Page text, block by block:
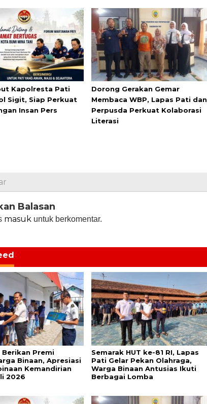
Kapolresta Pati
Sigit, Siap Perkuat
Insan Pers
Dorong Gerakan Gemar
Membaca WBP, Lapas Pati dan
Perpusda Perkuat Kolaborasi
Literasi
Balasan
masuk untuk berkomentar.
Premi
Binaan, Apresiasi
Kemandirian
2026
Semarak HUT ke-81 RI, Lapas
Pati Gelar Pekan Olahraga,
Warga Binaan Antusias Ikuti
Berbagai Lomba